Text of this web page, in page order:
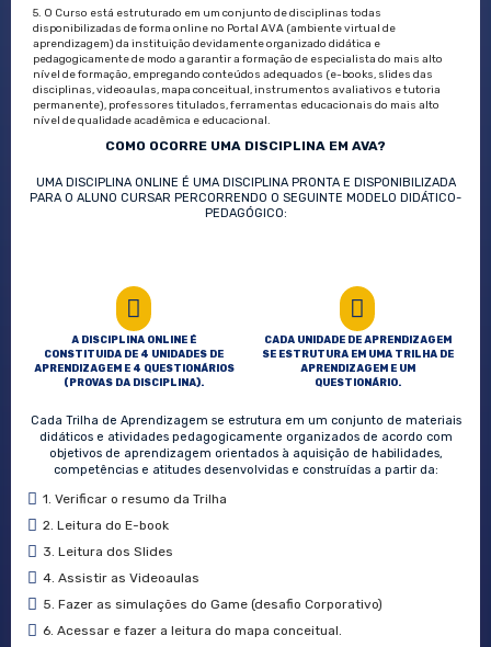
5. O Curso está estruturado em um conjunto de disciplinas todas
disponibilizadas de forma online no Portal AVA (ambiente virtual de
aprendizagem) da instituição devidamente organizado didática e
pedagogicamente de modo a garantir a formação de especialista do mais alto
nível de formação, empregando conteúdos adequados (e-books, slides das
disciplinas, videoaulas, mapa conceitual, instrumentos avaliativos e tutoria
permanente), professores titulados, ferramentas educacionais do mais alto
nível de qualidade acadêmica e educacional.
COMO OCORRE UMA DISCIPLINA EM AVA?
UMA DISCIPLINA ONLINE É UMA DISCIPLINA PRONTA E DISPONIBILIZADA
PARA O ALUNO CURSAR PERCORRENDO O SEGUINTE MODELO DIDÁTICO-
PEDAGÓGICO:
A DISCIPLINA ONLINE É
CONSTITUIDA DE 4 UNIDADES DE
APRENDIZAGEM E 4 QUESTIONÁRIOS
(PROVAS DA DISCIPLINA).
CADA UNIDADE DE APRENDIZAGEM
SE ESTRUTURA EM UMA TRILHA DE
APRENDIZAGEM E UM
QUESTIONÁRIO.
Cada Trilha de Aprendizagem se estrutura em um conjunto de materiais
didáticos e atividades pedagogicamente organizados de acordo com
objetivos de aprendizagem orientados à aquisição de habilidades,
competências e atitudes desenvolvidas e construídas a partir da:
1. Verificar o resumo da Trilha
2. Leitura do E-book
3. Leitura dos Slides
4. Assistir as Videoaulas
5. Fazer as simulações do Game (desafio Corporativo)
6. Acessar e fazer a leitura do mapa conceitual.